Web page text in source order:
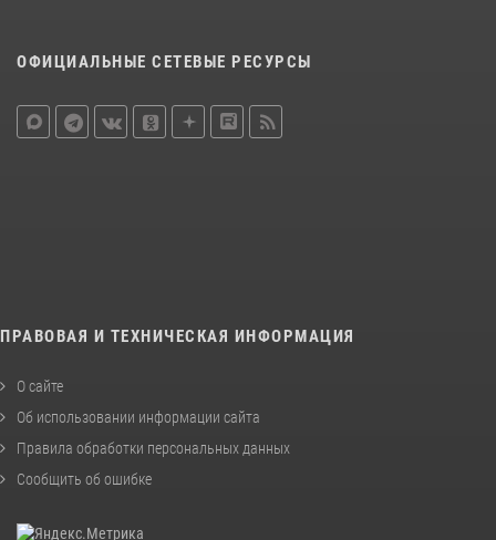
ОФИЦИАЛЬНЫЕ СЕТЕВЫЕ РЕСУРСЫ
ПРАВОВАЯ И ТЕХНИЧЕСКАЯ ИНФОРМАЦИЯ
О сайте
Об использовании информации сайта
Правила обработки персональных данных
Сообщить об ошибке